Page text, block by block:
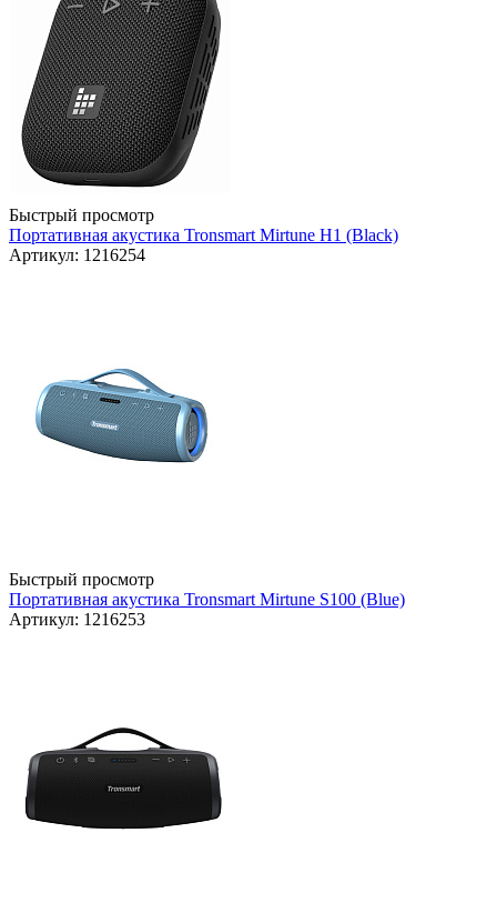
Быстрый просмотр
Портативная акустика Tronsmart Mirtune H1 (Black)
Артикул: 1216254
Быстрый просмотр
Портативная акустика Tronsmart Mirtune S100 (Blue)
Артикул: 1216253